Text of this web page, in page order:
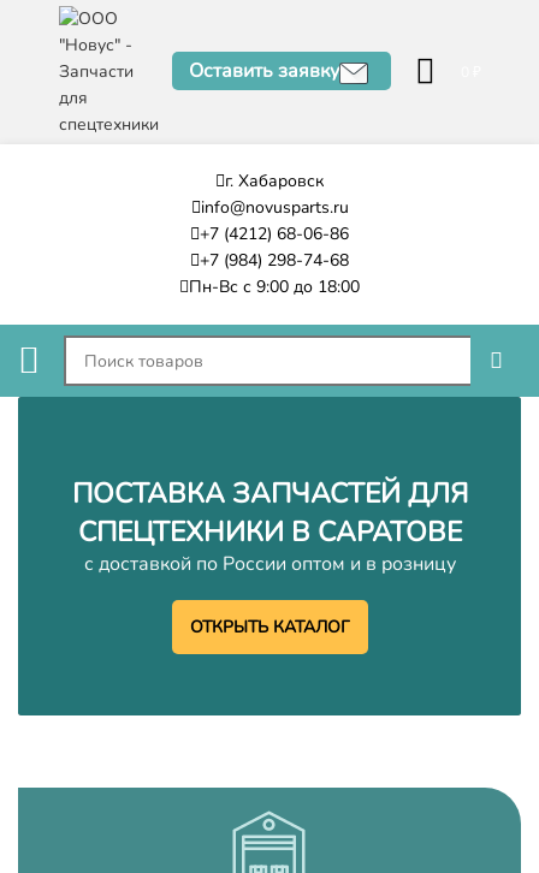
Оставить заявку
г. Хабаровск
info@novusparts.ru
+7 (4212) 68-06-86
+7 (984) 298-74-68
Пн-Вс с 9:00 до 18:00
ПОСТАВКА ЗАПЧАСТЕЙ ДЛЯ
СПЕЦТЕХНИКИ В САРАТОВЕ
с доставкой по России оптом и в розницу
ОТКРЫТЬ КАТАЛОГ